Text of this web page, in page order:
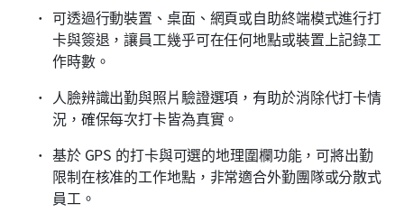
可透過行動裝置、桌面、網頁或自助終端模式進行打
卡與簽退，讓員工幾乎可在任何地點或裝置上記錄工
作時數。
人臉辨識出勤與照片驗證選項，有助於消除代打卡情
況，確保每次打卡皆為真實。
基於 GPS 的打卡與可選的地理圍欄功能，可將出勤
限制在核准的工作地點，非常適合外勤團隊或分散式
員工。